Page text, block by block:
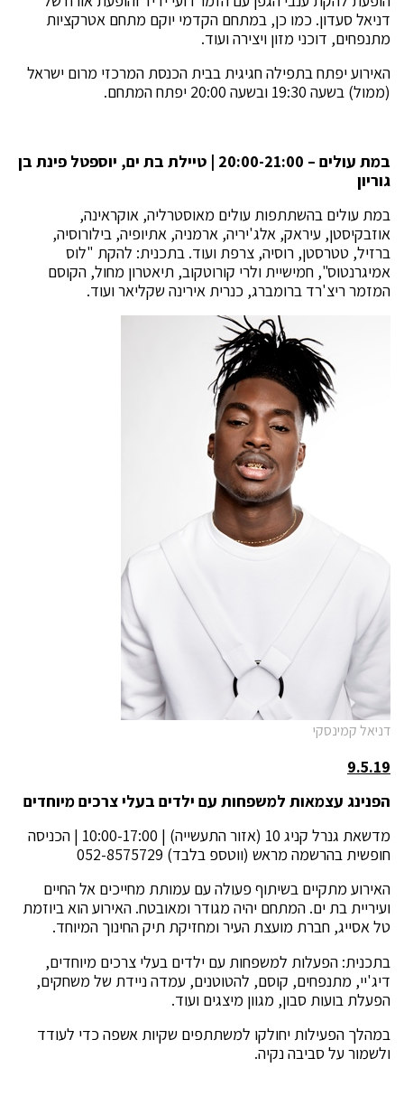
דניאל סעדון. כמו כן, במתחם הקדמי יוקם מתחם אטרקציות
מתנפחים, דוכני מזון ויצירה ועוד.
האירוע יפתח בתפילה חגיגית בבית הכנסת המרכזי מרום ישראל
(ממול) בשעה 19:30 ובשעה 20:00 יפתח המתחם.
במת עולים – 20:00-21:00 | טיילת בת ים, יוספטל פינת בן
גוריון
במת עולים בהשתתפות עולים מאוסטרליה, אוקראינה,
אוזבקיסטן, עיראק, אלג'יריה, ארמניה, אתיופיה, בילורוסיה,
ברזיל, טטרסטן, רוסיה, צרפת ועוד. בתכנית: להקת "לוס
אמיגרנטוס", חמישיית ולרי קורוטקוב, תיאטרון מחול, הקוסם
המזמר ריצ'רד ברומברג, כנרית אירינה שקליאר ועוד.
דניאל קמינסקי
9.5.19
הפנינג עצמאות למשפחות עם ילדים בעלי צרכים מיוחדים
מדשאת גנרל קניג 10 (אזור התעשייה) | 10:00-17:00 | הכניסה
חופשית בהרשמה מראש (ווטספ בלבד) 052-8575729
האירוע מתקיים בשיתוף פעולה עם עמותת מחייכים אל החיים
ועיריית בת ים. המתחם יהיה מגודר ומאובטח. האירוע הוא ביוזמת
טל אסייג, חברת מועצת העיר ומחזיקת תיק החינוך המיוחד.
בתכנית: הפעלות למשפחות עם ילדים בעלי צרכים מיוחדים,
דיג'יי, מתנפחים, קוסם, להטוטנים, עמדה ניידת של משחקים,
הפעלת בועות סבון, מגוון מיצגים ועוד.
במהלך הפעילות יחולקו למשתתפים שקיות אשפה כדי לעודד
ולשמור על סביבה נקיה.